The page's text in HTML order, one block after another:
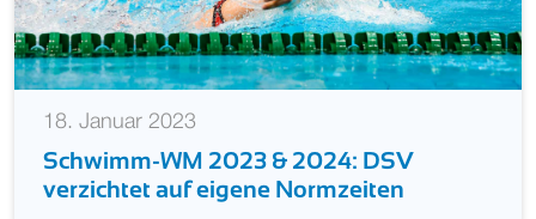
18. Januar 2023
Schwimm-WM 2023 & 2024: DSV
verzichtet auf eigene Normzeiten